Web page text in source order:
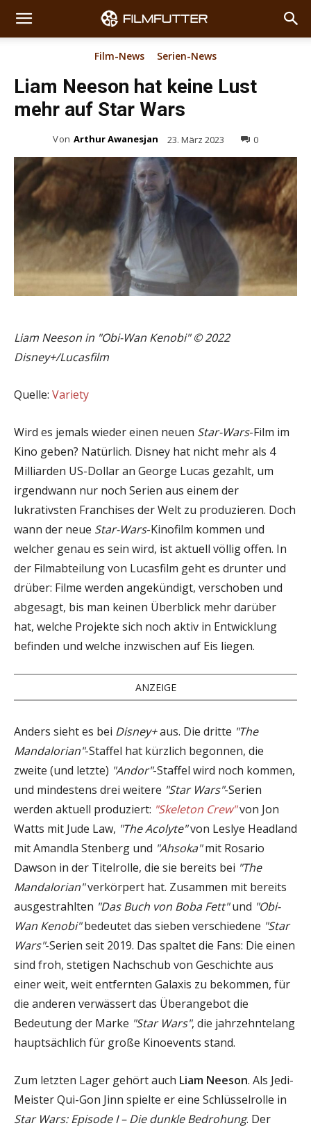
Film-News Serien-News
Liam Neeson hat keine Lust
mehr auf Star Wars
Von Arthur Awanesjan 23. März 2023 0
Liam Neeson in "Obi-Wan Kenobi" © 2022
Disney+/Lucasfilm
Quelle: Variety
Wird es jemals wieder einen neuen Star-Wars-Film im
Kino geben? Natürlich. Disney hat nicht mehr als 4
Milliarden US-Dollar an George Lucas gezahlt, um
irgendwann nur noch Serien aus einem der
lukrativsten Franchises der Welt zu produzieren. Doch
wann der neue Star-Wars-Kinofilm kommen und
welcher genau es sein wird, ist aktuell völlig offen. In
der Filmabteilung von Lucasfilm geht es drunter und
drüber: Filme werden angekündigt, verschoben und
abgesagt, bis man keinen Überblick mehr darüber
hat, welche Projekte sich noch aktiv in Entwicklung
befinden und welche inzwischen auf Eis liegen.
ANZEIGE
Anders sieht es bei Disney+aus. Die dritte "The
Mandalorian"-Staffel hat kürzlich begonnen, die
zweite (und letzte) "Andor"-Staffel wird noch kommen,
und mindestens drei weitere "Star Wars"-Serien
werden aktuell produziert: "Skeleton Crew"von Jon
Watts mit Jude Law, "The Acolyte"von Leslye Headland
mit Amandla Stenberg und "Ahsoka"mit Rosario
Dawson in der Titelrolle, die sie bereits bei "The
Mandalorian"verkörpert hat. Zusammen mit bereits
ausgestrahlten "Das Buch von Boba Fett"und "Obi-
Wan Kenobi"bedeutet das sieben verschiedene "Star
Wars"-Serien seit 2019. Das spaltet die Fans: Die einen
sind froh, stetigen Nachschub von Geschichte aus
einer weit, weit entfernten Galaxis zu bekommen, für
die anderen verwässert das Überangebot die
Bedeutung der Marke "Star Wars", die jahrzehntelang
hauptsächlich für große Kinoevents stand.
Zum letzten Lager gehört auch Liam Neeson. Als Jedi-
Meister Qui-Gon Jinn spielte er eine Schlüsselrolle in
Star Wars: Episode I – Die dunkle Bedrohung. Der